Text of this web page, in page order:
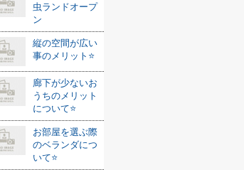
虫ランドオープ
ン
縦の空間が広い
事のメリット⭐️
廊下が少ないお
うちのメリット
について⭐️
お部屋を選ぶ際
のベランダにつ
いて⭐️